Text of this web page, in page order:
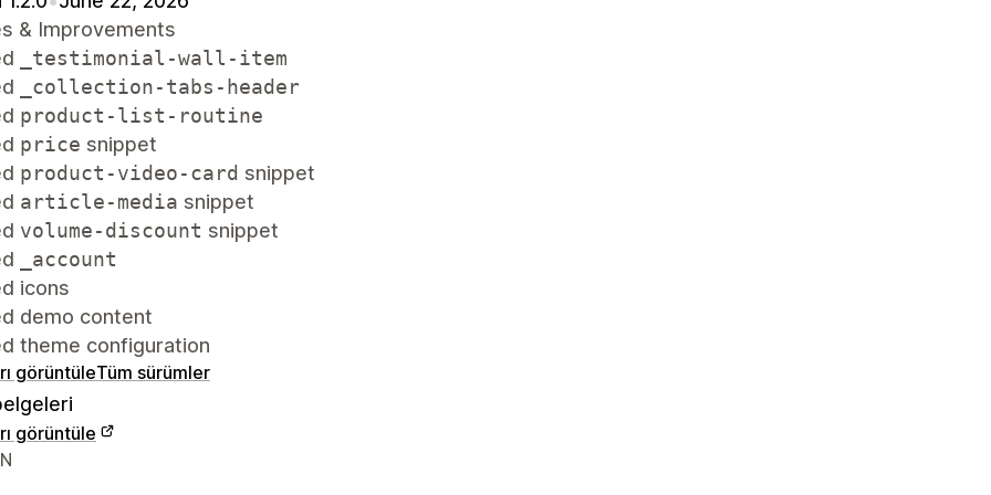
& Improvements
_testimonial-wall-item
_collection-tabs-header
product-list-routine
price snippet
product-video-card snippet
article-media snippet
volume-discount snippet
_account
icons
demo content
theme configuration
görüntüleTüm sürümler
görüntüle
iletişim bilgileri